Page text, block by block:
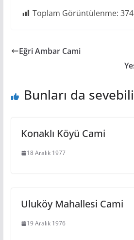
Toplam Görüntülenme: 374
Eğri Ambar Cami
Bunları da
Konaklı Köyü Cami
18 Aralık 1977
Uluköy Mahallesi Cami
19 Aralık 1976